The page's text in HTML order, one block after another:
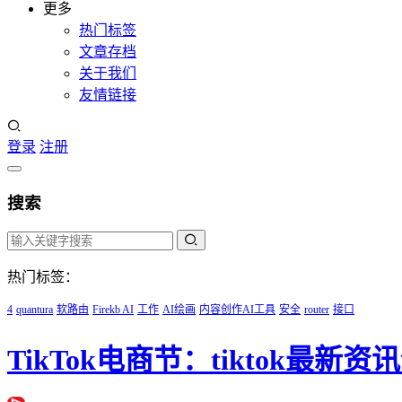
更多
热门标签
文章存档
关于我们
友情链接
登录 注册
搜索
热门标签：
4 quantura 软路由 Firekb AI 工作 AI绘画 内容创作AI工具 安全 router 接口
TikTok电商节：tiktok最新资